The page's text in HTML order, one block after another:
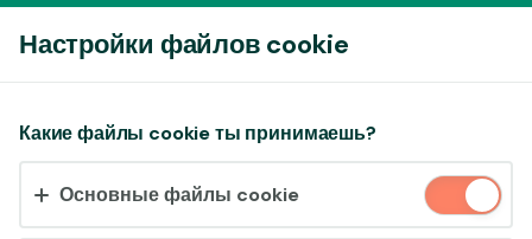
Принять файлы cookie?
На этом веб-сайте используются 3 различных типа
файлов cookie: основные, отслеживающие и
маркетинговые.
Настройки файлов cookie
Какие файлы cookie ты принимаешь?
Основные файлы cookie